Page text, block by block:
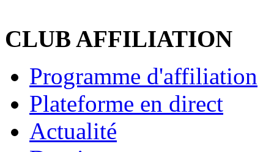
CLUB AFFILIATION
Programme d'affiliation
Plateforme en direct
Actualité